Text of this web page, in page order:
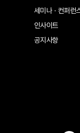
세미나ㆍ컨퍼런
인사이트
공지사항